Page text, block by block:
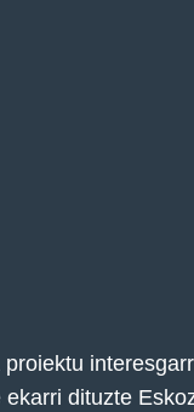
dituzte